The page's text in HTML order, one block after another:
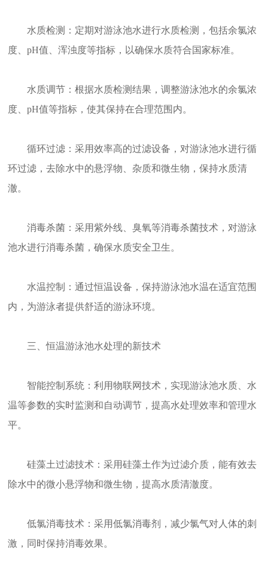
水质检测：定期对游泳池水进行水质检测，包括余氯浓
度、pH值、浑浊度等指标，以确保水质符合国家标准。
水质调节：根据水质检测结果，调整游泳池水的余氯浓
度、pH值等指标，使其保持在合理范围内。
循环过滤：采用效率高的过滤设备，对游泳池水进行循
环过滤，去除水中的悬浮物、杂质和微生物，保持水质清
澈。
消毒杀菌：采用紫外线、臭氧等消毒杀菌技术，对游泳
池水进行消毒杀菌，确保水质安全卫生。
水温控制：通过恒温设备，保持游泳池水温在适宜范围
内，为游泳者提供舒适的游泳环境。
三、恒温游泳池水处理的新技术
智能控制系统：利用物联网技术，实现游泳池水质、水
温等参数的实时监测和自动调节，提高水处理效率和管理水
平。
硅藻土过滤技术：采用硅藻土作为过滤介质，能有效去
除水中的微小悬浮物和微生物，提高水质清澈度。
低氯消毒技术：采用低氯消毒剂，减少氯气对人体的刺
激，同时保持消毒效果。